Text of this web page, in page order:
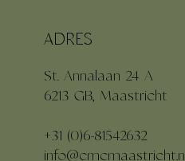
St. Annalaan 24 A
6213 GB, Maastricht
+31 (0)6-81542632
info@cmcmaastricht.nl
ADRES